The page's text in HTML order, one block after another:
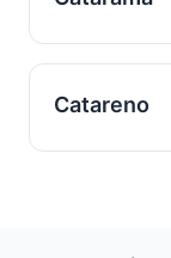
Catareno